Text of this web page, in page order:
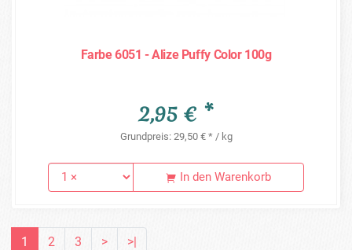
Farbe 6051 - Alize Puffy Color 100g
2,95 € *
Grundpreis: 29,50 € * / kg
In den Warenkorb
1 2 3 > >|